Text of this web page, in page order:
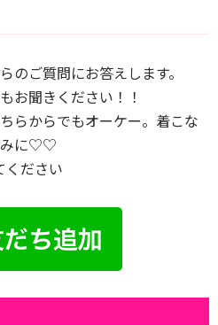
のご質問にお答えします。
お聞きください！！
らからでもオーケー。着こな
みに♡♡
ください